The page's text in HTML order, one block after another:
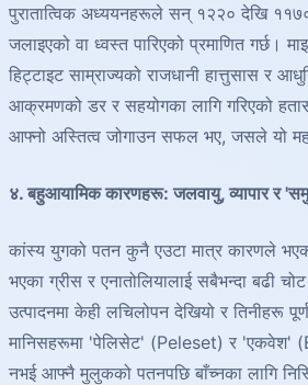
पुरातात्विक अध्ययनहरूले सन् १२२० देखि
जलाइएको वा ध्वस्त पारिएको प्रमाणित गर्छ।
हिट्टाइट साम्राज्यको राजधानी हात्तुसास र
आक्रमणको डर र सहयोगका लागि गरिएको
आफ्नो अस्तित्व जोगाउन सफल भए, जसले यो
४. बहुआयामिक कारणहरू: जलवायु, व्यापार र
कांस्य युगको पतन कुनै एउटा मात्र कारणले
भएका ग्रीस र एनातोलियालाई सबैभन्दा बढी
उत्पादनमा केही लचिलोपन देखियो र
मानिसहरूमा 'पेलिसेट' (Peleset) र 'एकवेश'
नभई आफ्नै मुलुकको पतनपछि बाँच्नका लागि